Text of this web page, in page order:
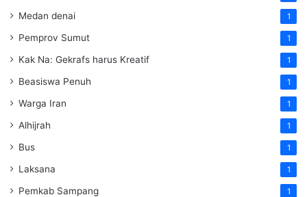
Medan denai 1
Pemprov Sumut 1
Kak Na: Gekrafs harus Kreatif 1
Beasiswa Penuh 1
Warga Iran 1
Alhijrah 1
Bus 1
Laksana 1
Pemkab Sampang 1